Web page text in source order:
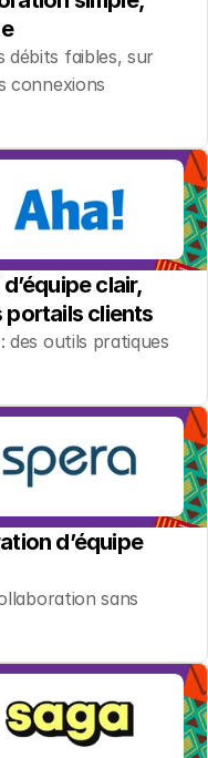
débits faibles, sur
connexions
clair,
portails clients
des outils pratiques
d’équipe
sans